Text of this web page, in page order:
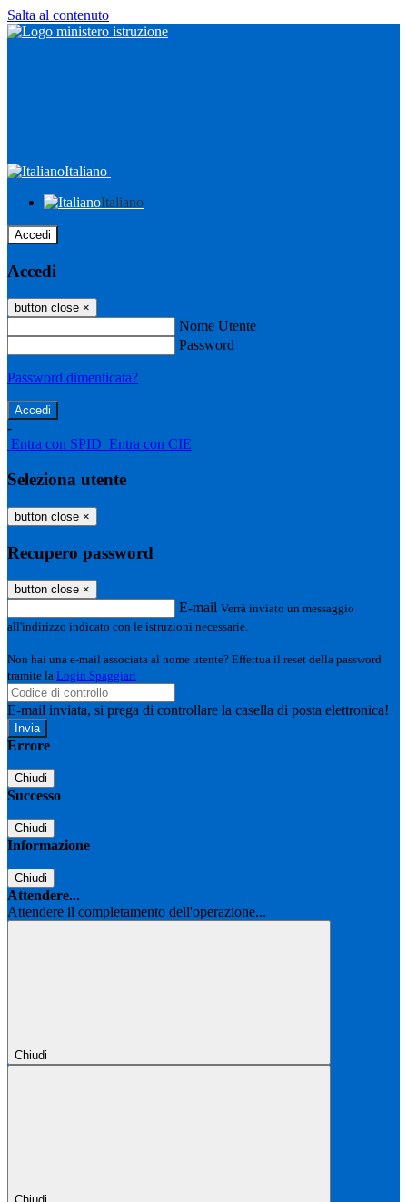
Salta al contenuto
Italiano
Italiano
Accedi
Accedi
button close ×
Nome Utente
Password
Password dimenticata?
-
Entra con SPID Entra con CIE
Seleziona utente
button close ×
Recupero password
button close ×
E-mail Verrà inviato un messaggio
all'indirizzo indicato con le istruzioni necessarie.
Non hai una e-mail associata al nome utente? Effettua il reset della password
tramite la Login Spaggiari
E-mail inviata, si prega di controllare la casella di posta elettronica!
Errore
Chiudi
Successo
Chiudi
Informazione
Chiudi
Attendere...
Attendere il completamento dell'operazione...
Chiudi